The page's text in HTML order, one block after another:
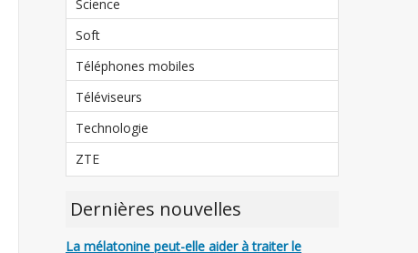
Science
Soft
Téléphones mobiles
Téléviseurs
Technologie
ZTE
Dernières nouvelles
La mélatonine peut-elle aider à traiter le